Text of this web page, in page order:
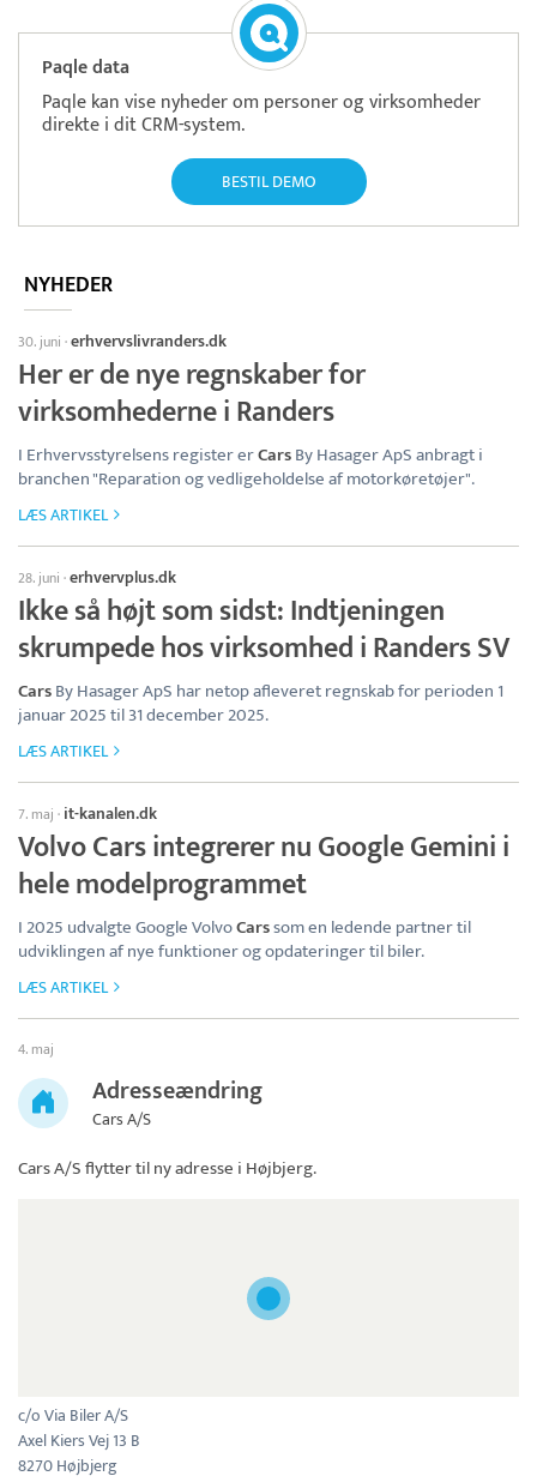
Paqle data
Paqle kan vise nyheder om personer og virksomheder
direkte i dit CRM-system.
BESTIL DEMO
NYHEDER
30. juni ·erhvervslivranders.dk
Her er de nye regnskaber for
virksomhederne i Randers
I Erhvervsstyrelsens register erCarsBy Hasager ApS anbragt i
branchen "Reparation og vedligeholdelse af motorkøretøjer".
LÆS ARTIKEL
28. juni ·erhvervplus.dk
Ikke så højt som sidst: Indtjeningen
skrumpede hos virksomhed i Randers SV
CarsBy Hasager ApS har netop afleveret regnskab for perioden 1
januar 2025 til 31 december 2025.
LÆS ARTIKEL
7. maj · it-kanalen.dk
Volvo Cars integrerer nu Google Gemini i
hele modelprogrammet
I 2025 udvalgte Google VolvoCarssom en ledende partner til
udviklingen af nye funktioner og opdateringer til biler.
LÆS ARTIKEL
4. maj
Adresseændring
Cars A/S
Cars A/Sflytter til ny adresse i Højbjerg.
c/o Via Biler A/S
Axel Kiers Vej 13 B
8270 Højbjerg